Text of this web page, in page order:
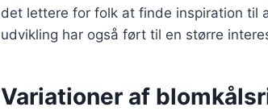
det lettere for folk at finde inspiration til
udvikling har også ført til en større
Variationer af